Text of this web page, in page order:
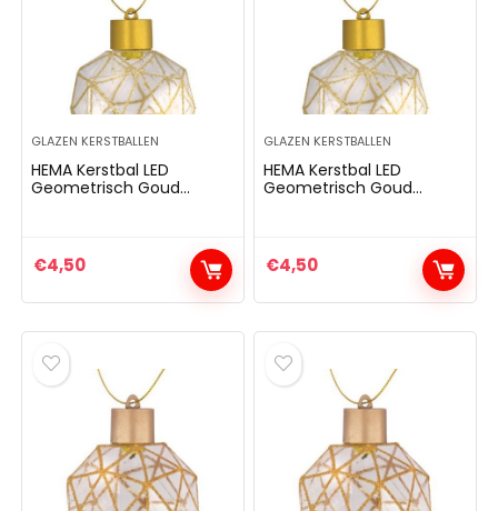
GLAZEN KERSTBALLEN
HEMA Kerstbal LED
Geometrisch Goud
€4,50
GLAZEN KERSTBALLEN
HEMA Kerstbal LED
Geometrisch Goud
€4,50